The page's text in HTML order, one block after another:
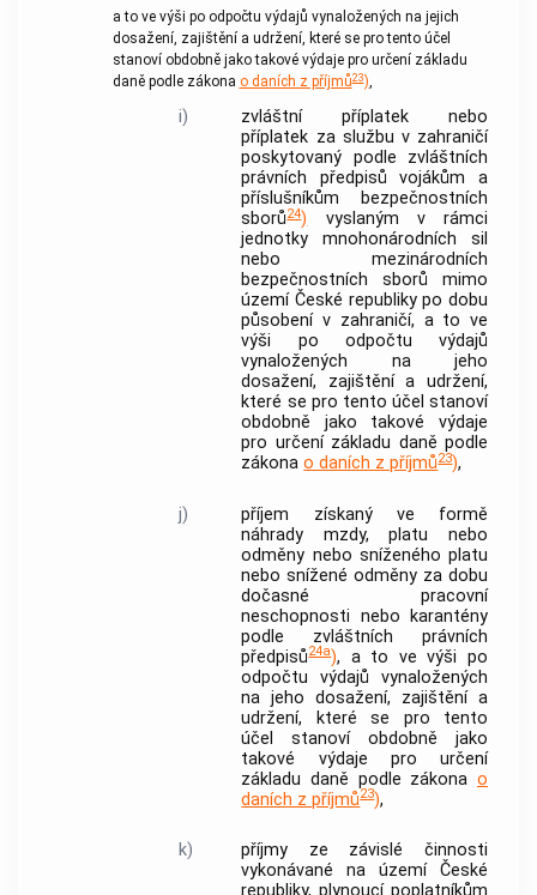
a to ve výši po odpočtu výdajů vynaložených na jejich
dosažení, zajištění a udržení, které se pro tento účel
stanoví obdobně jako takové výdaje pro určení základu
daně podle zákona o daních z příjmů23),
i)
zvláštní příplatek nebo
příplatek za službu v zahraničí
poskytovaný podle zvláštních
právních předpisů vojákům a
příslušníkům bezpečnostních
sborů24) vyslaným v rámci
jednotky mnohonárodních sil
nebo mezinárodních
bezpečnostních sborů mimo
území České republiky po dobu
působení v zahraničí, a to ve
výši po odpočtu výdajů
vynaložených na jeho
dosažení, zajištění a udržení,
které se pro tento účel stanoví
obdobně jako takové výdaje
pro určení základu daně podle
zákonao daních z příjmů23),
j)
příjem získaný ve formě
náhrady mzdy, platu nebo
odměny nebo sníženého platu
nebo snížené odměny za dobu
dočasné pracovní
neschopnosti nebo karantény
podle zvláštních právních
předpisů24a), a to ve výši po
odpočtu výdajů vynaložených
na jeho dosažení, zajištění a
udržení, které se pro tento
účel stanoví obdobně jako
takové výdaje pro určení
základu daně podle zákona o
daních z příjmů23),
k)
příjmy ze závislé činnosti
vykonávané na území České